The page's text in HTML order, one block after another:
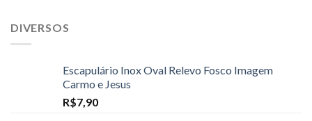
DIVERSOS
Escapulário Inox Oval Relevo Fosco Imagem
Carmo e Jesus
R$7,90